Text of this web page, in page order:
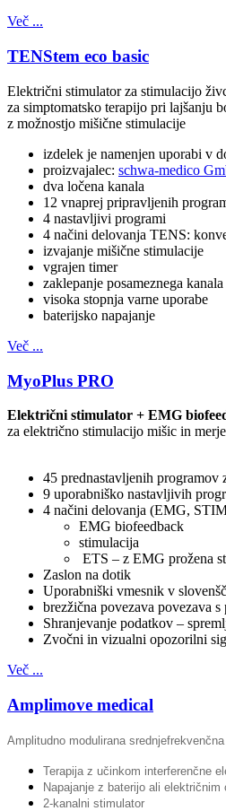
Več ...
TENStem eco basic
Električni stimulator za stimulacijo
za simptomatsko terapijo pri lajšanju
z možnostjo mišične stimulacije
izdelek je namenjen uporabi v
proizvajalec: schwa-medico
dva ločena kanala
12 vnaprej pripravljenih
4 nastavljivi programi
4 načini delovanja TENS:
izvajanje mišične stimulacije
vgrajen timer
zaklepanje posameznega kanala
visoka stopnja varne uporabe
baterijsko napajanje
Več ...
MyoPlus PRO
Električni stimulator + EMG
za električno stimulacijo mišic in
45 prednastavljenih programov
9 uporabniško nastavljivih
4 načini delovanja (EMG,
EMG biofeedback
stimulacija
ETS – z EMG prožena
Zaslon na dotik
Uporabniški vmesnik v
brezžična povezava povezava
Shranjevanje podatkov –
Zvočni in vizualni opozorilni
Več ...
Amplimove medical
Amplitudno modulirana
Terapija z učinkom interferenčne
Napajanje z baterijo ali električnim
2-kanalni stimulator